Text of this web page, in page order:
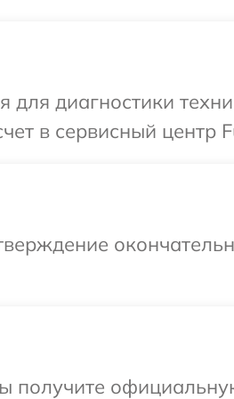
диагностики
в сервисный центр
получите